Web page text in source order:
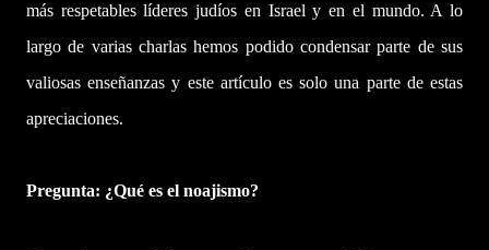
más respetables líderes judíos en Israel y en el mundo. A lo
largo de varias charlas hemos podido condensar parte de sus
valiosas enseñanzas y este artículo es solo una parte de estas
apreciaciones.
Pregunta: ¿Qué es el noajismo?